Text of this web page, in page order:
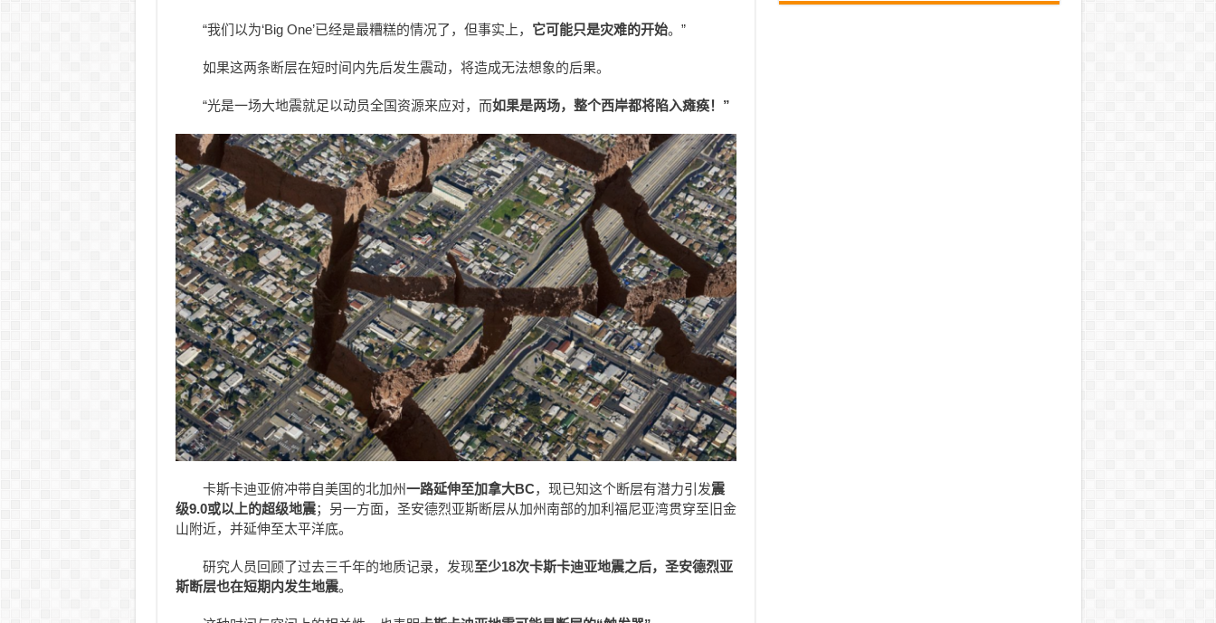
“我们以为‘Big One’已经是最糟糕的情况了，但事实上， 它可能只是灾难的开始。”
如果这两条断层在短时间内先后发生震动，将造成无法想象的后果。
“光是一场大地震就足以动员全国资源来应对，而如果是两场，整个西岸都将陷入瘫痪！”
卡斯卡迪亚俯冲带自美国的北加州一路延伸至加拿大BC，现已知这个断层有潜力引发震
级9.0或以上的超级地震；另一方面，圣安德烈亚斯断层从加州南部的加利福尼亚湾贯穿至旧金
山附近，并延伸至太平洋底。
研究人员回顾了过去三千年的地质记录，发现至少18次卡斯卡迪亚地震之后，圣安德烈亚
斯断层也在短期内发生地震。